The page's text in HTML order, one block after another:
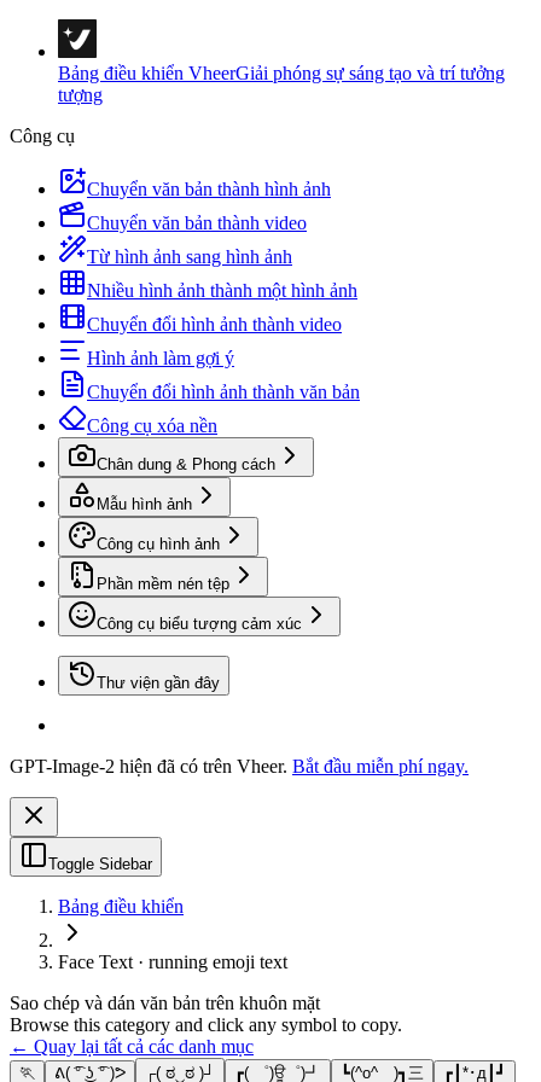
Bảng điều khiển VheerGiải phóng sự sáng tạo và trí tưởng
tượng
Công cụ
Chuyển văn bản thành hình ảnh
Chuyển văn bản thành video
Từ hình ảnh sang hình ảnh
Nhiều hình ảnh thành một hình ảnh
Chuyển đổi hình ảnh thành video
Hình ảnh làm gợi ý
Chuyển đổi hình ảnh thành văn bản
Công cụ xóa nền
Chân dung & Phong cách
Mẫu hình ảnh
Công cụ hình ảnh
Phần mềm nén tệp
Công cụ biểu tượng cảm xúc
Thư viện gần đây
GPT-Image-2 hiện đã có trên Vheer. Bắt đầu miễn phí ngay.
Toggle Sidebar
Bảng điều khiển
Face Text · running emoji text
Sao chép và dán văn bản trên khuôn mặt
Browse this category and click any symbol to copy.
← Quay lại tất cả các danh mục
🏃 ᕕ( ͡° ͜ʖ ͡° )ᕗ ┌( ಠ‿ಠ )┘ ┏( ゜)ਊ゜)┛ ┗(^o^ )┓三 ┏┃*･д┃┛